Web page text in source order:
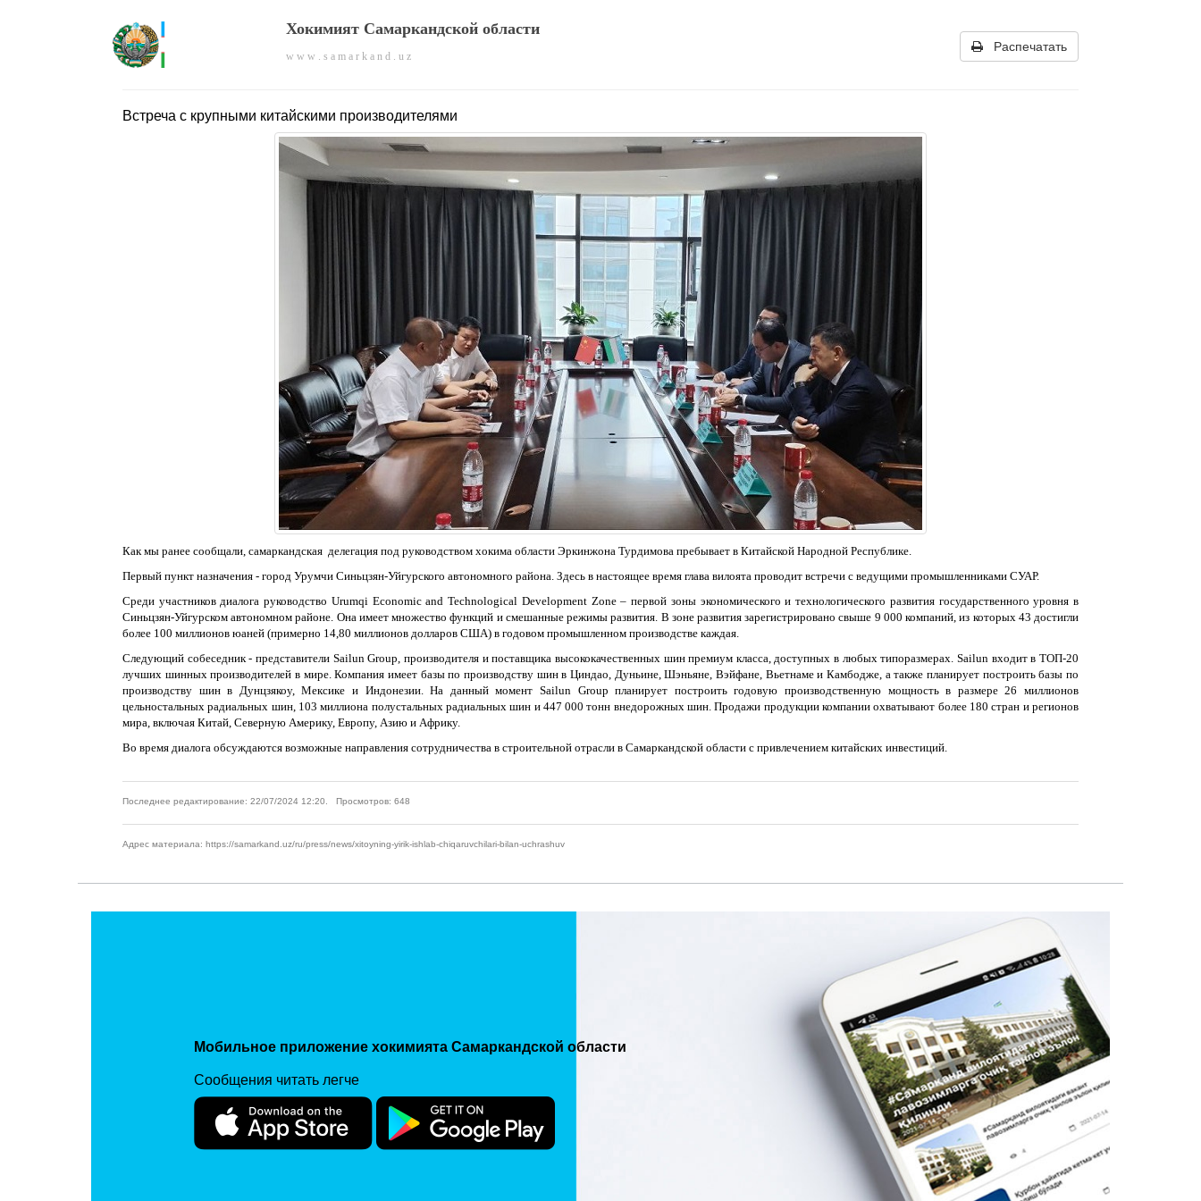
Хокимият Самаркандской области
w w w . s a m a r k a n d . u z
Распечатать
Встреча с крупными китайскими производителями
Как мы ранее сообщали, самаркандская делегация под руководством хокима области Эркинжона Турдимова пребывает в Китайской Народной Республике.
Первый пункт назначения - город Урумчи Синьцзян-Уйгурского автономного района. Здесь в настоящее время глава вилоята проводит встречи с ведущими промышленниками СУАР.
Среди участников диалога руководство Urumqi Economic and Technological Development Zone – первой зоны экономического и технологического развития государственного уровня в
Синьцзян-Уйгурском автономном районе. Она имеет множество функций и смешанные режимы развития. В зоне развития зарегистрировано свыше 9 000 компаний, из которых 43 достигли
более 100 миллионов юаней (примерно 14,80 миллионов долларов США) в годовом промышленном производстве каждая.
Следующий собеседник - представители Sailun Group, производителя и поставщика высококачественных шин премиум класса, доступных в любых типоразмерах. Sailun входит в ТОП-20
лучших шинных производителей в мире. Компания имеет базы по производству шин в Циндао, Дуньине, Шэньяне, Вэйфане, Вьетнаме и Камбодже, а также планирует построить базы по
производству шин в Дунцзякоу, Мексике и Индонезии. На данный момент Sailun Group планирует построить годовую производственную мощность в размере 26 миллионов
цельностальных радиальных шин, 103 миллиона полустальных радиальных шин и 447 000 тонн внедорожных шин. Продажи продукции компании охватывают более 180 стран и регионов
мира, включая Китай, Северную Америку, Европу, Азию и Африку.
Во время диалога обсуждаются возможные направления сотрудничества в строительной отрасли в Самаркандской области с привлечением китайских инвестиций.
Последнее редактирование: 22/07/2024 12:20. Просмотров: 648
Адрес материала: https://samarkand.uz/ru/press/news/xitoyning-yirik-ishlab-chiqaruvchilari-bilan-uchrashuv
Мобильное приложение хокимията Самаркандской области
Сообщения читать легче